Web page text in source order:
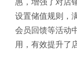
惠，增强了对店
设置储值规则，
会员回馈等活动
用，有效提升了